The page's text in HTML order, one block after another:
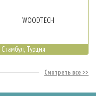
WOODTECH
Стамбул, Турция
Смотреть все